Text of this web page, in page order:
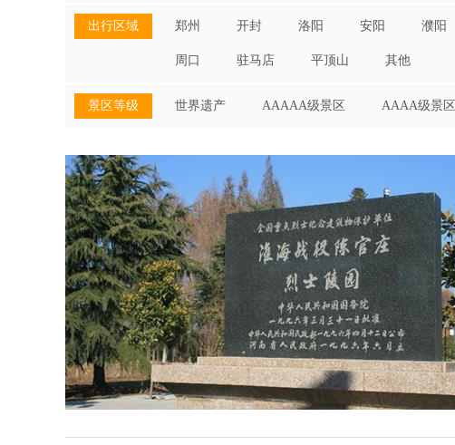
出行区域 郑州 开封 洛阳 安阳 濮阳
周口 驻马店 平顶山 其他
景区等级 世界遗产 AAAAA级景区 AAAA级景区